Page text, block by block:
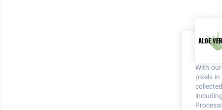
With
pixels